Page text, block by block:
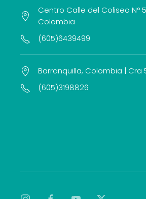
Centro Calle del Coliseo N°
Colombia
(605)6439499
Barranquilla, Colombia | Cra
(605)3198826